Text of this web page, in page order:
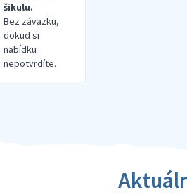
šikulu.
Bez závazku,
dokud si
nabídku
nepotvrdíte.